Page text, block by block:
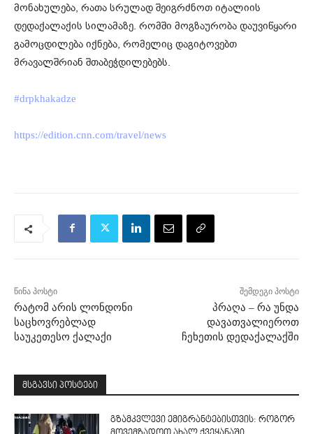
მონახულება, რათა სრულად შეიგრძნოთ იტალიის
დედაქალაქის სილამაზე. რომში მოგზაურობა დაუვიწყარი
გამოცდილება იქნება, რომელიც დაგიტოვებთ
მრავალშრიან შთაბეჭდილებებს.
#drpkhakadze
https://edition.cnn.com/travel/news
წინა პოსტი
რატომ არის ლონდონი
საცხოვრებლად
საუკეთესო ქალაქი
შემდეგი პოსტი
პრაღა – რა უნდა
დავათვალიეროთ
ჩეხეთის დედაქალაქში
მსგავსი პოსტები
გზამკვლევი ემიგრანტებისთვის: როგორ